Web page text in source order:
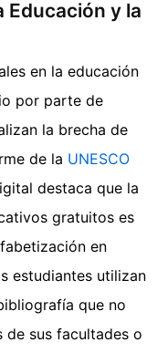
Educación y la
en la educación
por parte de
la brecha de
de la UNESCO
destaca que la
gratuitos es
en
estudiantes utilizan
que no
de sus facultades o